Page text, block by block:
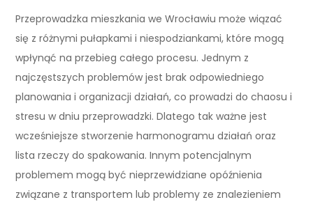
Przeprowadzka mieszkania we Wrocławiu może wiązać
się z różnymi pułapkami i niespodziankami, które mogą
wpłynąć na przebieg całego procesu. Jednym z
najczęstszych problemów jest brak odpowiedniego
planowania i organizacji działań, co prowadzi do chaosu i
stresu w dniu przeprowadzki. Dlatego tak ważne jest
wcześniejsze stworzenie harmonogramu działań oraz
lista rzeczy do spakowania. Innym potencjalnym
problemem mogą być nieprzewidziane opóźnienia
związane z transportem lub problemy ze znalezieniem